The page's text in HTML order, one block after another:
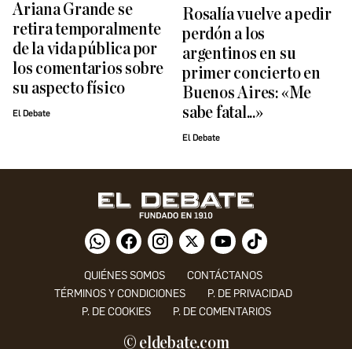
Ariana Grande se
retira temporalmente
de la vida pública por
los comentarios sobre
su aspecto físico
El Debate
Rosalía vuelve a pedir
perdón a los
argentinos en su
primer concierto en
Buenos Aires: «Me
sabe fatal...»
El Debate
QUIÉNES SOMOS
CONTÁCTANOS
TÉRMINOS Y CONDICIONES
P. DE PRIVACIDAD
P. DE COOKIES
P. DE COMENTARIOS
© eldebate.com